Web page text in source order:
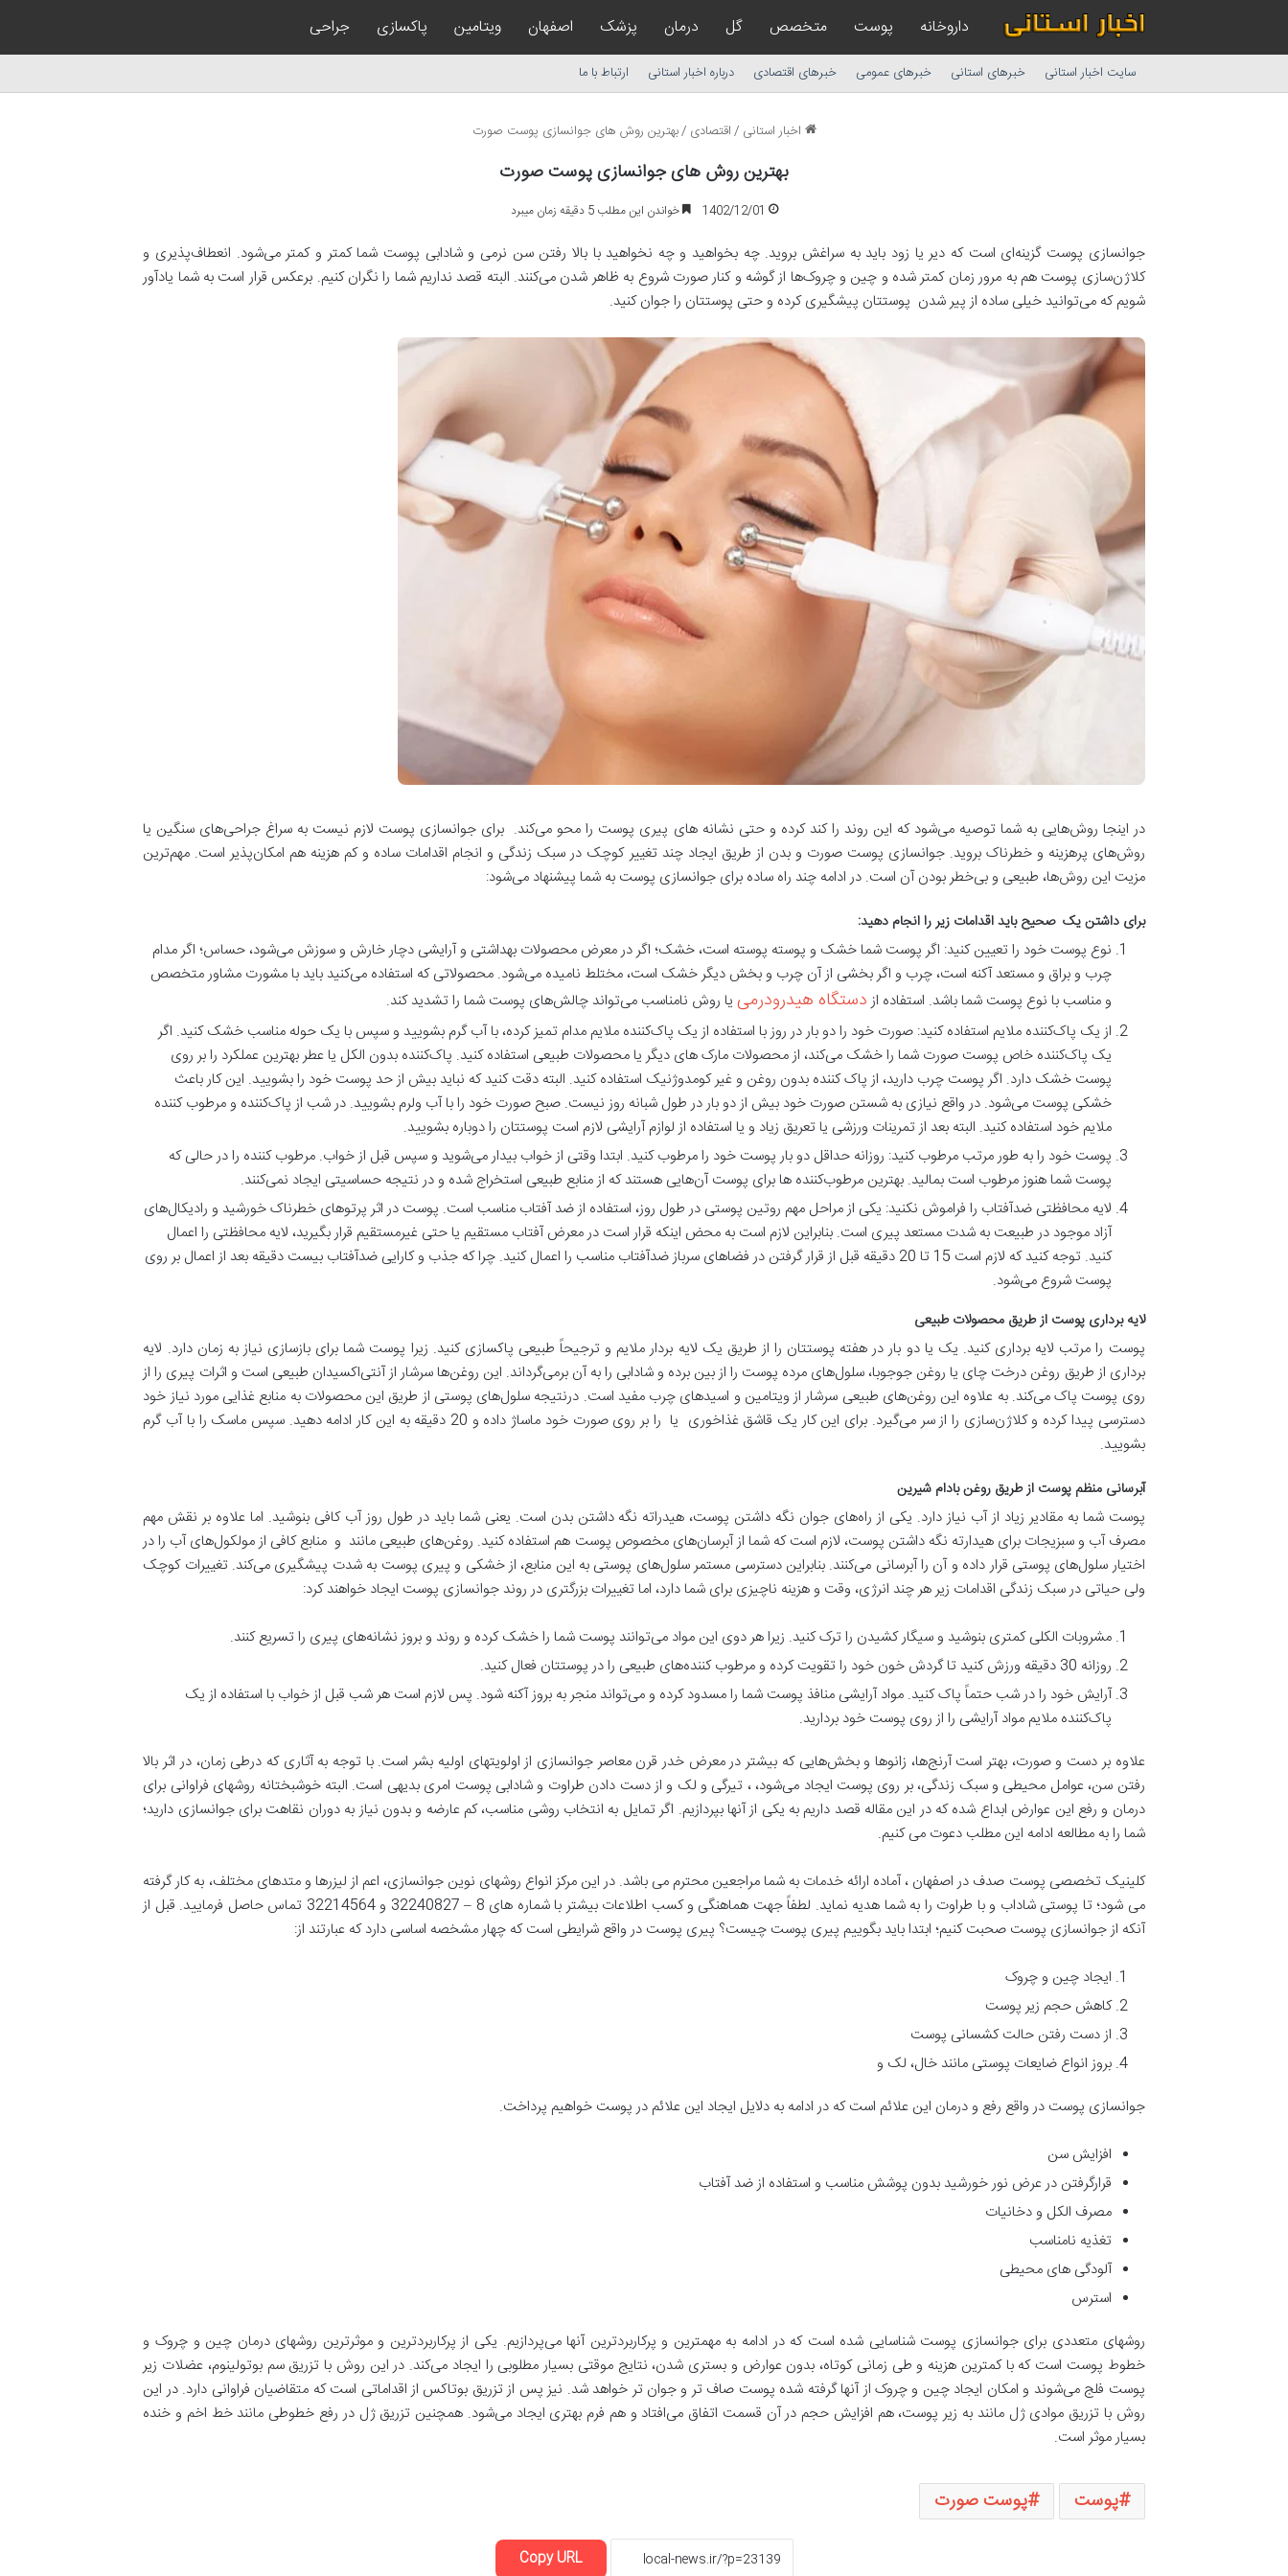
داروخانه پوست متخصص گل درمان پزشک اصفهان ویتامین پاکسازی جراحی
سایت اخبار استانی خبرهای استانی خبرهای عمومی خبرهای اقتصادی درباره اخبار استانی ارتباط با ما
اخبار استانی /اقتصادی /بهترین روش های جوانسازی پوست صورت
بهترین روش های جوانسازی پوست صورت
1402/12/01 خواندن این مطلب 5 دقیقه زمان میبرد
جوانسازی پوست گزینه‌ای است که دیر یا زود باید به سراغش بروید. چه بخواهید و چه نخواهید با بالا رفتن سن نرمی و شادابی پوست شما کمتر و کمتر می‌شود. انعطاف‌پذیری و
کلاژن‌سازی پوست هم به مرور زمان کمتر شده و چین و چروک‌ها از گوشه و کنار صورت شروع به ظاهر شدن می‌کنند. البته قصد نداریم شما را نگران کنیم. برعکس قرار است به شما یادآور
شویم که می‌توانید خیلی ساده از پیر شدن پوستتان پیشگیری کرده و حتی پوستتان را جوان کنید.
در اینجا روش‌هایی به شما توصیه می‌شود که این روند را کند کرده و حتی نشانه های پیری پوست را محو می‌کند. برای جوانسازی پوست لازم نیست به سراغ جراحی‌های سنگین یا
روش‌های پرهزینه و خطرناک بروید. جوانسازی پوست صورت و بدن از طریق ایجاد چند تغییر کوچک در سبک زندگی و انجام اقدامات ساده و کم هزینه هم امکان‌پذیر است. مهم‌ترین
مزیت این روش‌ها، طبیعی و بی‌خطر بودن آن است. در ادامه چند راه ساده برای جوانسازی پوست به شما پیشنهاد می‌شود:
برای داشتن یک صحیح باید اقدامات زیر را انجام دهید:
نوع پوست خود را تعیین کنید: اگر پوست شما خشک و پوسته پوسته است، خشک؛ اگر در معرض محصولات بهداشتی و آرایشی دچار خارش و سوزش می‌شود، حساس؛ اگر مدام
چرب و براق و مستعد آکنه است، چرب و اگر بخشی از آن چرب و بخش دیگر خشک است، مختلط نامیده می‌شود. محصولاتی که استفاده می‌کنید باید با مشورت مشاور متخصص
و مناسب با نوع پوست شما باشد. استفاده ازدستگاه هیدرودرمی یا روش نامناسب می‌تواند چالش‌های پوست شما را تشدید کند.
از یک پاک‌کننده ملایم استفاده کنید: صورت خود را دو بار در روز با استفاده از یک پاک‌کننده ملایم مدام تمیز کرده، با آب گرم بشویید و سپس با یک حوله مناسب خشک کنید. اگر
یک پاک‌کننده خاص پوست صورت شما را خشک می‌کند، از محصولات مارک های دیگر یا محصولات طبیعی استفاده کنید. پاک‌کننده بدون الکل یا عطر بهترین عملکرد را بر روی
پوست خشک دارد. اگر پوست چرب دارید، از پاک کننده بدون روغن و غیر کومدوژنیک استفاده کنید. البته دقت کنید که نباید بیش از حد پوست خود را بشویید. این کار باعث
خشکی پوست می‌شود. در واقع نیازی به شستن صورت خود بیش از دو بار در طول شبانه روز نیست. صبح صورت خود را با آب ولرم بشویید. در شب از پاک‌کننده و مرطوب کننده
ملایم خود استفاده کنید. البته بعد از تمرینات ورزشی یا تعریق زیاد و یا استفاده از لوازم آرایشی لازم است پوستتان را دوباره بشویید.
پوست خود را به طور مرتب مرطوب کنید: روزانه حداقل دو بار پوست خود را مرطوب کنید. ابتدا وقتی از خواب بیدار می‌شوید و سپس قبل از خواب. مرطوب کننده را در حالی که
پوست شما هنوز مرطوب است بمالید. بهترین مرطوب‌کننده ها برای پوست آن‌هایی هستند که از منابع طبیعی استخراج شده و در نتیجه حساسیتی ایجاد نمی‌کنند.
لایه محافظتی ضدآفتاب را فراموش نکنید: یکی از مراحل مهم روتین پوستی در طول روز، استفاده از ضد آفتاب مناسب است. پوست در اثر پرتوهای خطرناک خورشید و رادیکال‌های
آزاد موجود در طبیعت به شدت مستعد پیری است. بنابراین لازم است به محض اینکه قرار است در معرض آفتاب مستقیم یا حتی غیرمستقیم قرار بگیرید، لایه محافظتی را اعمال
کنید. توجه کنید که لازم است 15 تا 20 دقیقه قبل از قرار گرفتن در فضاهای سرباز ضدآفتاب مناسب را اعمال کنید. چرا که جذب و کارایی ضدآفتاب بیست دقیقه بعد از اعمال بر روی
پوست شروع می‌شود.
لایه برداری پوست از طریق محصولات طبیعی
پوست را مرتب لایه برداری کنید. یک یا دو بار در هفته پوستتان را از طریق یک لایه بردار ملایم و ترجیحاً طبیعی پاکسازی کنید. زیرا پوست شما برای بازسازی نیاز به زمان دارد. لایه
برداری از طریق روغن درخت چای یا روغن جوجوبا، سلول‌های مرده پوست را از بین برده و شادابی را به آن برمی‌گرداند. این روغن‌ها سرشار از آنتی‌اکسیدان طبیعی است و اثرات پیری را از
روی پوست پاک می‌کند. به علاوه این روغن‌های طبیعی سرشار از ویتامین و اسیدهای چرب مفید است. درنتیجه سلول‌های پوستی از طریق این محصولات به منابع غذایی مورد نیاز خود
دسترسی پیدا کرده و کلاژن‌سازی را از سر می‌گیرد. برای این کار یک قاشق غذاخوری یا را بر روی صورت خود ماساژ داده و 20 دقیقه به این کار ادامه دهید. سپس ماسک را با آب گرم
بشویید.
آبرسانی منظم پوست از طریق روغن بادام شیرین
پوست شما به مقادیر زیاد از آب نیاز دارد. یکی از راه‌های جوان نگه داشتن پوست، هیدراته نگه داشتن بدن است. یعنی شما باید در طول روز آب کافی بنوشید. اما علاوه بر نقش مهم
مصرف آب و سبزیجات برای هیدارته نگه داشتن پوست، لازم است که شما از آبرسان‌های مخصوص پوست هم استفاده کنید. روغن‌های طبیعی مانند و منابع کافی از مولکول‌های آب را در
اختیار سلول‌های پوستی قرار داده و آن را آبرسانی می‌کنند. بنابراین دسترسی مستمر سلول‌های پوستی به این منابع، از خشکی و پیری پوست به شدت پیشگیری می‌کند. تغییرات کوچک
ولی حیاتی در سبک زندگی اقدامات زیر هر چند انرژی، وقت و هزینه ناچیزی برای شما دارد، اما تغییرات بزرگتری در روند جوانسازی پوست ایجاد خواهند کرد:
مشروبات الکلی کمتری بنوشید و سیگار کشیدن را ترک کنید. زیرا هر دوی این مواد می‌توانند پوست شما را خشک کرده و روند و بروز نشانه‌های پیری را تسریع کنند.
روزانه 30 دقیقه ورزش کنید تا گردش خون خود را تقویت کرده و مرطوب کننده‌های طبیعی را در پوستتان فعال کنید.
آرایش خود را در شب حتماً پاک کنید. مواد آرایشی منافذ پوست شما را مسدود کرده و می‌تواند منجر به بروز آکنه شود. پس لازم است هر شب قبل از خواب با استفاده از یک
پاک‌کننده ملایم مواد آرایشی را از روی پوست خود بردارید.
علاوه بر دست و صورت، بهتر است آرنج‌ها، زانوها و بخش‌هایی که بیشتر در معرض خدر قرن معاصر جوانسازی از اولویتهای اولیه بشر است. با توجه به آثاری که درطی زمان، در اثر بالا
رفتن سن، عوامل محیطی و سبک زندگی، بر روی پوست ایجاد می‌شود، ، تیرگی و لک و از دست دادن طراوت و شادابی پوست امری بدیهی است. البته خوشبختانه روشهای فراوانی برای
درمان و رفع این عوارض ابداع شده که در این مقاله قصد داریم به یکی از آنها بپردازیم. اگر تمایل به انتخاب روشی مناسب، کم عارضه و بدون نیاز به دوران نقاهت برای جوانسازی دارید؛
شما را به مطالعه ادامه این مطلب دعوت می‌ کنیم.
کلینیک تخصصی پوست صدف در اصفهان ، آماده ارائه خدمات به شما مراجعین محترم می‌ باشد. در این مرکز انواع روشهای نوین جوانسازی، اعم از لیزرها و متدهای مختلف، به کار گرفته
می‌ شود؛ تا پوستی شاداب و با طراوت را به شما هدیه نماید. لطفاً جهت هماهنگی و کسب اطلاعات بیشتر با شماره های 8 – 32240827 و 32214564 تماس حاصل فرمایید. قبل از
آنکه از جوانسازی پوست صحبت کنیم؛ ابتدا باید بگوییم پیری پوست چیست؟ پیری پوست در واقع شرایطی است که چهار مشخصه اساسی دارد که عبارتند از:
ایجاد چین و چروک
کاهش حجم زیر پوست
از دست رفتن حالت کشسانی پوست
بروز انواع ضایعات پوستی مانند خال، لک و
جوانسازی پوست در واقع رفع و درمان این علائم است که در ادامه به دلایل ایجاد این علائم در پوست خواهیم پرداخت.
افزایش سن
قرارگرفتن در عرض نور خورشید بدون پوشش مناسب و استفاده از ضد آفتاب
مصرف الکل و دخانیات
تغذیه نامناسب
آلودگی های محیطی
استرس
روشهای متعددی برای جوانسازی پوست شناسایی شده است که در ادامه به مهمترین و پرکاربردترین آنها می‌پردازیم. یکی از پرکاربردترین و موثرترین روشهای درمان چین و چروک و
خطوط پوست است که با کمترین هزینه و طی زمانی کوتاه، بدون عوارض و بستری شدن، نتایج موقتی بسیار مطلوبی را ایجاد می‌کند. در این روش با تزریق سم بوتولینوم، عضلات زیر
پوست فلج می‌شوند و امکان ایجاد چین و چروک از آنها گرفته شده پوست صاف تر و جوان تر خواهد شد. نیز پس از تزریق بوتاکس از اقداماتی است که متقاضیان فراوانی دارد. در این
روش با تزریق موادی ژل مانند به زیر پوست، هم افزایش حجم در آن قسمت اتفاق می‌افتاد و هم فرم بهتری ایجاد می‌شود. همچنین تزریق ژل در رفع خطوطی مانند خط اخم و خنده
بسیار موثر است.
پوست پوست صورت
Copy URL